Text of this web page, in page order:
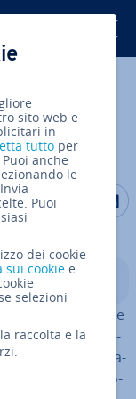
Condividi
ar­ti­fi­cia­le
offre a svi­
creare, ad­de­stra­
au­to­
sito web e
in
tutto per
anche
le
Puoi
dei cookie
sui cookie e
selezioni
raccolta e la